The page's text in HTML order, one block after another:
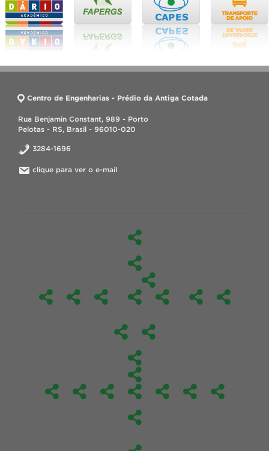
Centro de Engenharias - Prédio da Antiga Cotada
Rua Benjamin Constant, 989 - Porto
Pelotas - RS, Brasil - 96010-020
3284-1696
clique para ver o e-mail